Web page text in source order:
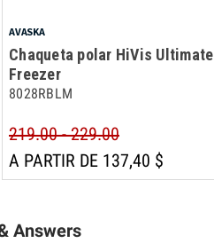
AVASKA
Chaqueta polar HiVis Ultimate
Freezer
8028RBLM
219.00 - 229.00
A PARTIR DE 137,40 $
Answers